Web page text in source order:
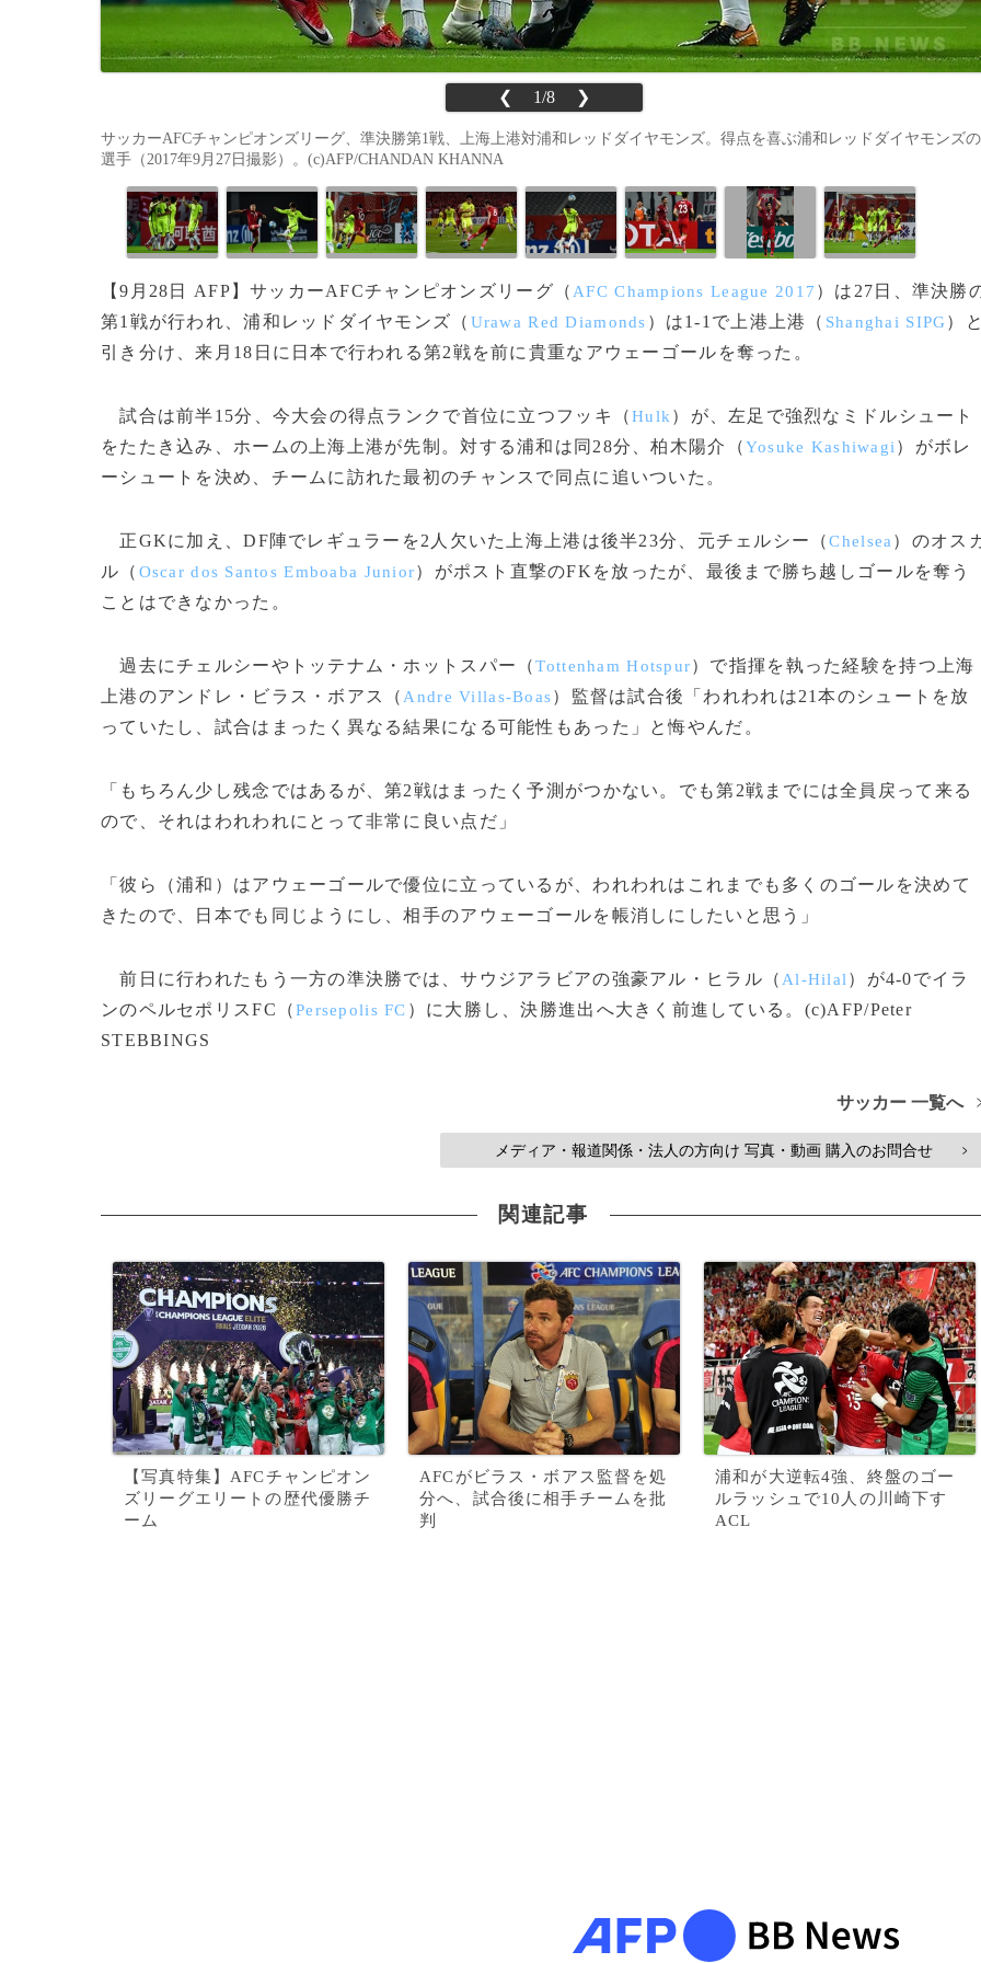
❮ 1/8 ❯
サッカーAFCチャンピオンズリーグ、準決勝第1戦、上海上港対浦和レッドダイヤモンズ。得点を喜ぶ浦和レッドダイヤモンズの
選手（2017年9月27日撮影）。(c)AFP/CHANDAN KHANNA
【9月28日 AFP】サッカーAFCチャンピオンズリーグ（ AFC Champions League 2017 ）は27日、準決勝
第1戦が行われ、浦和レッドダイヤモンズ（ Urawa Red Diamonds ）は1-1で上港上港（ Shanghai SIPG）
引き分け、来月18日に日本で行われる第2戦を前に貴重なアウェーゴールを奪った。
試合は前半15分、今大会の得点ランクで首位に立つフッキ（Hulk ）が、左足で強烈なミドルシュート
をたたき込み、ホームの上海上港が先制。対する浦和は同28分、柏木陽介（Yosuke Kashiwagi ）がボレ
ーシュートを決め、チームに訪れた最初のチャンスで同点に追いついた。
正GKに加え、DF陣でレギュラーを2人欠いた上海上港は後半23分、元チェルシー（Chelsea ）のオス
ル（ Oscar dos Santos Emboaba Junior）がポスト直撃のFKを放ったが、最後まで勝ち越しゴールを奪う
ことはできなかった。
過去にチェルシーやトッテナム・ホットスパー（Tottenham Hotspur）で指揮を執った経験を持つ上海
上港のアンドレ・ビラス・ボアス（ Andre Villas-Boas）監督は試合後「われわれは21本のシュートを放
っていたし、試合はまったく異なる結果になる可能性もあった」と悔やんだ。
「もちろん少し残念ではあるが、第2戦はまったく予測がつかない。でも第2戦までには全員戻って来る
ので、それはわれわれにとって非常に良い点だ」
「彼ら（浦和）はアウェーゴールで優位に立っているが、われわれはこれまでも多くのゴールを決めて
きたので、日本でも同じようにし、相手のアウェーゴールを帳消しにしたいと思う」
前日に行われたもう一方の準決勝では、サウジアラビアの強豪アル・ヒラル（ Al-Hilal ）が4-0でイラ
ンのペルセポリスFC（Persepolis FC ）に大勝し、決勝進出へ大きく前進している。(c)AFP/Peter
STEBBINGS
サッカー 一覧へ
メディア・報道関係・法人の方向け 写真・動画 購入のお問合せ >
関連記事
【写真特集】AFCチャンピオン
ズリーグエリートの歴代優勝チ
ーム
AFCがビラス・ボアス監督を処
分へ、試合後に相手チームを批
判
浦和が大逆転4強、終盤のゴー
ルラッシュで10人の川崎下す
ACL